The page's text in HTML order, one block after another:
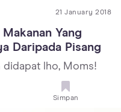
21 January 2018
Yang
Daripada Pisang
didapat lho, Moms!
Simpan